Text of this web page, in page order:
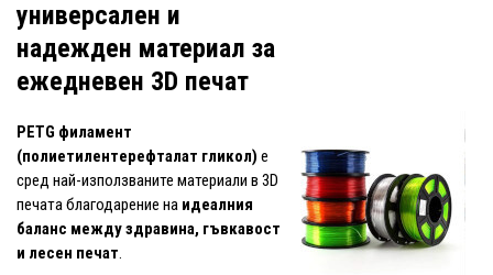
универсален и
надежден материал за
ежедневен 3D печат
PETG филамент
(полиетилентерефталат гликол) е
сред най-използваните материали в 3D
печата благодарение на идеалния
баланс между здравина, гъвкавост
и лесен печат.